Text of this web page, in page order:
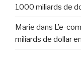
1000 miliards de
Marie dans L’e-
miliards de dollar